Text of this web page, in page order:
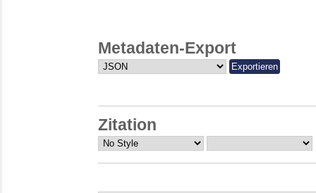
Metadaten-Export
Zitation